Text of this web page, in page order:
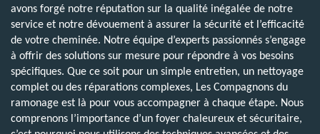
avons forgé notre réputation sur la qualité inégalée de notre
service et notre dévouement à assurer la sécurité et l’efficacité
de votre cheminée. Notre équipe d’experts passionnés s’engage
à offrir des solutions sur mesure pour répondre à vos besoins
spécifiques. Que ce soit pour un simple entretien, un nettoyage
complet ou des réparations complexes, Les Compagnons du
ramonage est là pour vous accompagner à chaque étape. Nous
comprenons l’importance d’un foyer chaleureux et sécuritaire,